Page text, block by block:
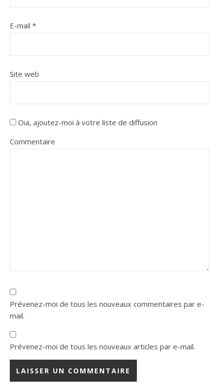
E-mail *
Site web
Oui, ajoutez-moi à votre liste de diffusion
Commentaire
Prévenez-moi de tous les nouveaux commentaires par e-
mail.
Prévenez-moi de tous les nouveaux articles par e-mail.